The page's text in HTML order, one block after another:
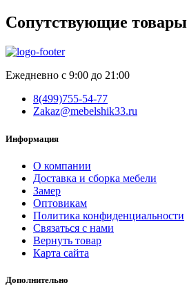
Сопутствующие товары
Ежедневно с 9:00 до 21:00
8(499)755-54-77
Zakaz@mebelshik33.ru
Информация
О компании
Доставка и сборка мебели
Замер
Оптовикам
Политика конфиденциальности
Связаться с нами
Вернуть товар
Карта сайта
Дополнительно